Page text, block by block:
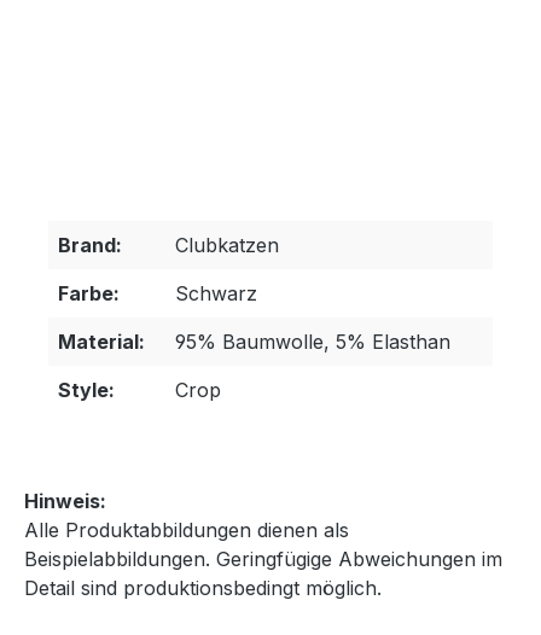
Hinweis:
Alle Produktabbildungen dienen als
Beispielabbildungen. Geringfügige Abweichungen im
Detail sind produktionsbedingt möglich.
Brand:
Clubkatzen
Farbe:
Schwarz
Material:
95% Baumwolle, 5% Elasthan
Style:
Crop